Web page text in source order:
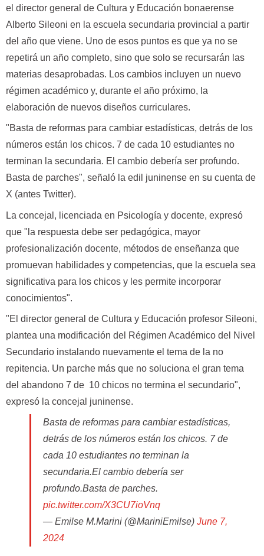
el director general de Cultura y Educación bonaerense
Alberto Sileoni en la escuela secundaria provincial a partir
del año que viene. Uno de esos puntos es que ya no se
repetirá un año completo, sino que solo se recursarán las
materias desaprobadas. Los cambios incluyen un nuevo
régimen académico y, durante el año próximo, la
elaboración de nuevos diseños curriculares.
"Basta de reformas para cambiar estadísticas, detrás de los
números están los chicos. 7 de cada 10 estudiantes no
terminan la secundaria. El cambio debería ser profundo.
Basta de parches", señaló la edil juninense en su cuenta de
X (antes Twitter).
La concejal, licenciada en Psicología y docente, expresó
que "la respuesta debe ser pedagógica, mayor
profesionalización docente, métodos de enseñanza que
promuevan habilidades y competencias, que la escuela sea
significativa para los chicos y les permite incorporar
conocimientos".
"El director general de Cultura y Educación profesor Sileoni,
plantea una modificación del Régimen Académico del Nivel
Secundario instalando nuevamente el tema de la no
repitencia. Un parche más que no soluciona el gran tema
del abandono 7 de 10 chicos no termina el secundario",
expresó la concejal juninense.
Basta de reformas para cambiar estadísticas,
detrás de los números están los chicos. 7 de
cada 10 estudiantes no terminan la
secundaria.El cambio debería ser
profundo.Basta de parches.
pic.twitter.com/X3CU7ioVnq
— Emilse M.Marini (@MariniEmilse) June 7,
2024